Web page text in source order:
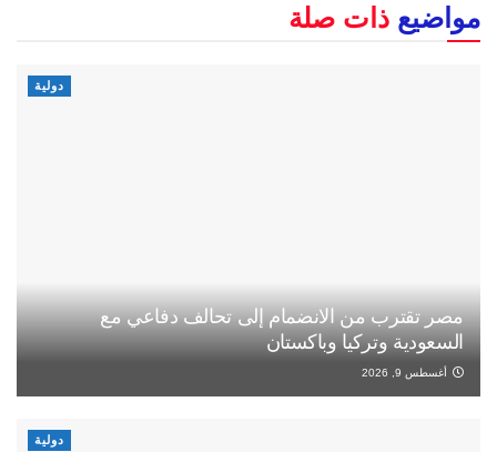
مواضيع ذات صلة
دولية
مصر تقترب من الانضمام إلى تحالف دفاعي مع
السعودية وتركيا وباكستان
أغسطس 9, 2026
دولية